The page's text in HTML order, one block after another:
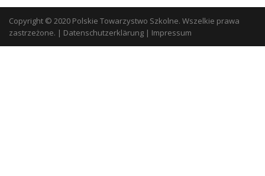
Copyright © 2020 Polskie Towarzystwo Szkolne. Wszelkie prawa
zastrzeżone. | Datenschutzerklärung | Impressum